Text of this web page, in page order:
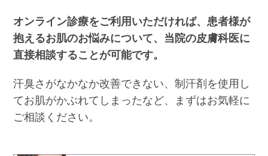
オンライン診療をご利用いただければ、患者様が
抱えるお肌のお悩みについて、当院の皮膚科医に
直接相談することが可能です。
汗臭さがなかなか改善できない、制汗剤を使用し
てお肌がかぶれてしまったなど、まずはお気軽に
ご相談ください。